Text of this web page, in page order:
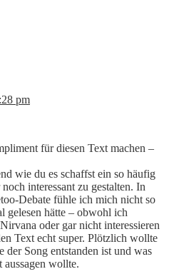
pm
für diesen Text machen –
wie du es schaffst ein so häufig
interessant zu gestalten. In
Debate fühle ich mich nicht so
gelesen hätte – obwohl ich
oder gar nicht interessieren
Text echt super. Plötzlich wollte
der Song entstanden ist und was
wollte.